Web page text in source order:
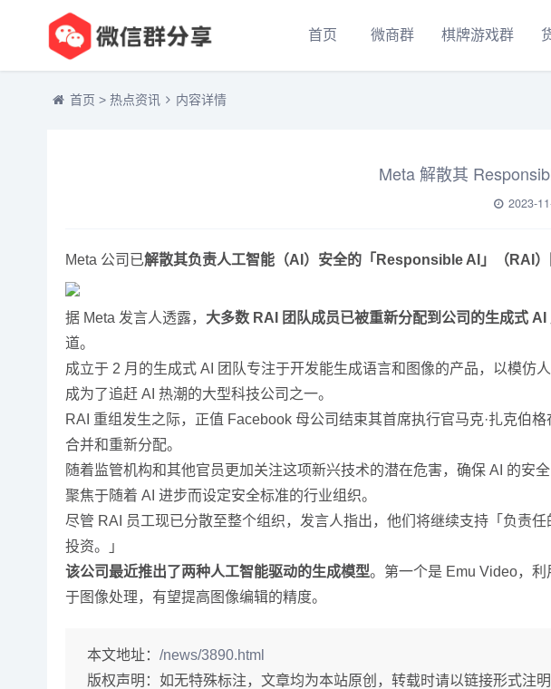
首页 微商群 棋牌游戏群
首页 > 热点资讯 内容详情
Meta 解散其
2023-
Meta 公司已解散其负责人工智能（AI）安全的「Responsible AI」（RAI）
据 Meta 发言人透露， 大多数 RAI 团队成员已被重新分配到公司的生成式
道。
成立于 2 月的生成式 AI 团队专注于开发能生成语言和图像的产品，以模仿
成为了追赶 AI 热潮的大型科技公司之一。
RAI 重组发生之际，正值 Facebook 母公司结束其首席执行官马克·扎克伯
合并和重新分配。
随着监管机构和其他官员更加关注这项新兴技术的潜在危害，确保 AI 的安
聚焦于随着 AI 进步而设定安全标准的行业组织。
尽管 RAI 员工现已分散至整个组织，发言人指出，他们将继续支持「负责
投资。」
该公司最近推出了两种人工智能驱动的生成模型。第一个是 Emu Video，
于图像处理，有望提高图像编辑的精度。
本文地址： /news/3890.html
版权声明： 如无特殊标注，文章均为本站原创，转载时请以链接形式注明